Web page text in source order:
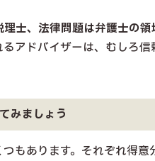
士、法律問題は弁護士の領
アドバイザーは、むしろ信
みましょう
もあります。それぞれ得意